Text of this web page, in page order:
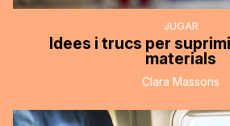
JUGAR
Idees i trucs per
materials
Clara Massons